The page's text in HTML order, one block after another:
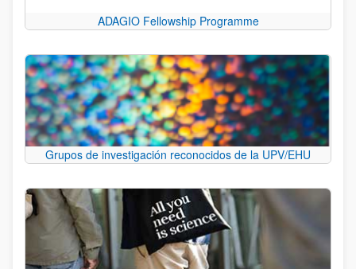
ADAGIO Fellowship Programme
Grupos de investigación reconocidos de la UPV/EHU